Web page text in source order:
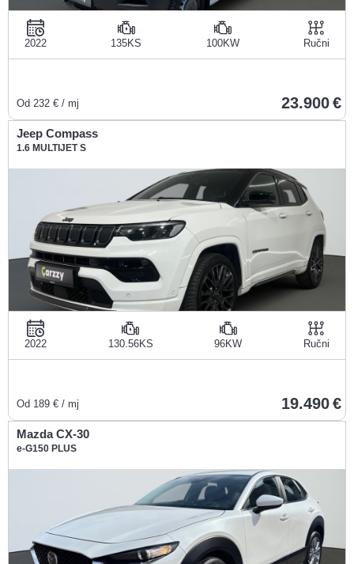
2022 135KS 100KW Ručni
Od 232 € / mj 23.900
Jeep Compass
1.6 MULTIJET S
2022 130.56KS 96KW Ručni
Od 189 € / mj 19.490
Mazda CX-30
e-G150 PLUS